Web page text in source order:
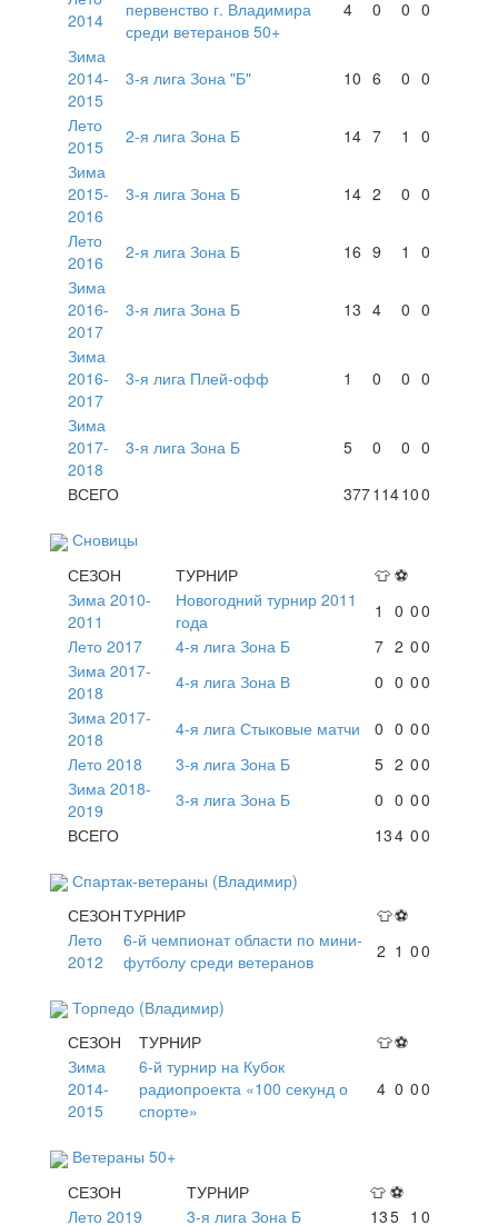
2014
первенство г. Владимира
среди ветеранов 50+
4 0 0 0
Зима
2014-
2015
3-я лига Зона "Б" 10 6 0 0
Лето
2015
2-я лига Зона Б 14 7 1
0
Зима
2015-
2016
3-я лига Зона Б 14 2 0 0
Лето
2016
2-я лига Зона Б 16 9 1
0
Зима
2016-
2017
3-я лига Зона Б 13 4 0 0
Зима
2016-
2017
3-я лига Плей-офф 1 0 0 0
Зима
2017-
2018
3-я лига Зона Б 5 0 0 0
ВСЕГО 377114100
Сновицы
СЕЗОН
ТУРНИР 👕 ⚽
Зима 2010-
2011
Новогодний турнир 2011
года
1 0 00
Лето 2017
4-я лига Зона Б 7 2 00
Зима 2017-
2018
4-я лига Зона В 0 0 00
Зима 2017-
2018
4-я лига Стыковые матчи 0 0 00
Лето 2018
3-я лига Зона Б 5 2 00
Зима 2018-
2019
3-я лига Зона Б 0 0 00
ВСЕГО
134 00
Спартак-ветераны (Владимир)
СЕЗОНТУРНИР 👕⚽
Лето
2012
6-й чемпионат области по мини-
футболу среди ветеранов
2 1 00
Торпедо (Владимир)
СЕЗОН
ТУРНИР 👕⚽
Зима
2014-
2015
6-й турнир на Кубок
радиопроекта «100 секунд о
спорте»
4 0 00
Ветераны 50+
СЕЗОН
ТУРНИР 👕 ⚽
Лето 2019
3-я лига Зона Б 135 1 0